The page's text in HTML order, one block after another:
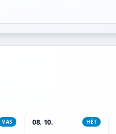
VAS 08. 10. HÉT